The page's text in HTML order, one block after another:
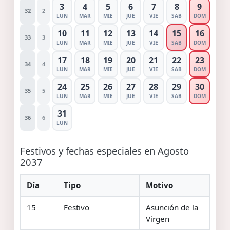
32 2 3
LUN
4
MAR
5
MIE
6
JUE
7
VIE
8
SAB
9
DOM
33 3 10
LUN
11
MAR
12
MIE
13
JUE
14
VIE
15
SAB
16
DOM
34 4 17
LUN
18
MAR
19
MIE
20
JUE
21
VIE
22
SAB
23
DOM
35 5 24
LUN
25
MAR
26
MIE
27
JUE
28
VIE
29
SAB
30
DOM
36 6 31
LUN
Festivos y fechas especiales en Agosto
2037
Día Tipo Motivo
15 Festivo
Asunción de la
Virgen